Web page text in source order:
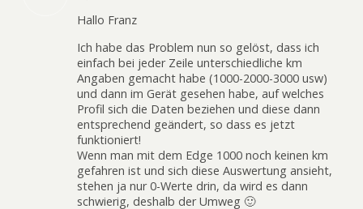
Hallo Franz
Ich habe das Problem nun so gelöst, dass ich
einfach bei jeder Zeile unterschiedliche km
Angaben gemacht habe (1000-2000-3000 usw)
und dann im Gerät gesehen habe, auf welches
Profil sich die Daten beziehen und diese dann
entsprechend geändert, so dass es jetzt
funktioniert!
Wenn man mit dem Edge 1000 noch keinen km
gefahren ist und sich diese Auswertung ansieht,
stehen ja nur 0-Werte drin, da wird es dann
schwierig, deshalb der Umweg 🙂